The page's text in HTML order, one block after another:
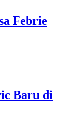
Febrie
Baru di